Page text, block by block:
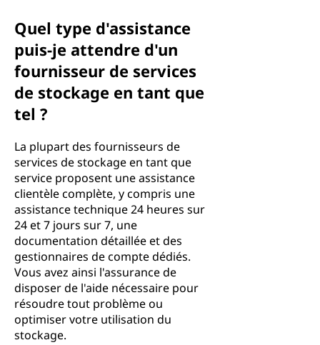
Quel type d'assistance
puis-je attendre d'un
fournisseur de services
de stockage en tant que
tel ?
La plupart des fournisseurs de
services de stockage en tant que
service proposent une assistance
clientèle complète, y compris une
assistance technique 24 heures sur
24 et 7 jours sur 7, une
documentation détaillée et des
gestionnaires de compte dédiés.
Vous avez ainsi l'assurance de
disposer de l'aide nécessaire pour
résoudre tout problème ou
optimiser votre utilisation du
stockage.